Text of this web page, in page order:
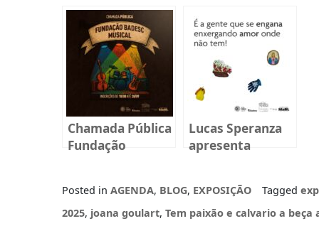
Chamada Pública
Fundação
Lucas Speranza
apresenta
Cultural BADESC,
em Florianópolis
Posted in AGENDA, BLOG, EXPOSIÇÃO Tagged
2025, joana goulart, Tem paixão e calvario a beça